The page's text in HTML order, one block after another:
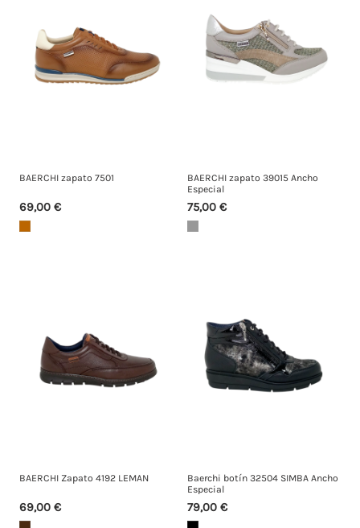
BAERCHI zapato 7501
69,00 €
BAERCHI zapato 39015 Ancho
Especial
75,00 €
BAERCHI Zapato 4192 LEMAN
69,00 €
Baerchi botín 32504 SIMBA Ancho
Especial
79,00 €